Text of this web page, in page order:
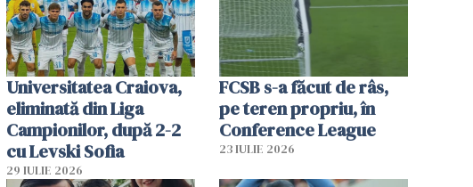
Universitatea Craiova,
eliminată din Liga
Campionilor, după 2-2
cu Levski Sofia
29 IULIE 2026
FCSB s-a făcut de râs,
pe teren propriu, în
Conference League
23 IULIE 2026